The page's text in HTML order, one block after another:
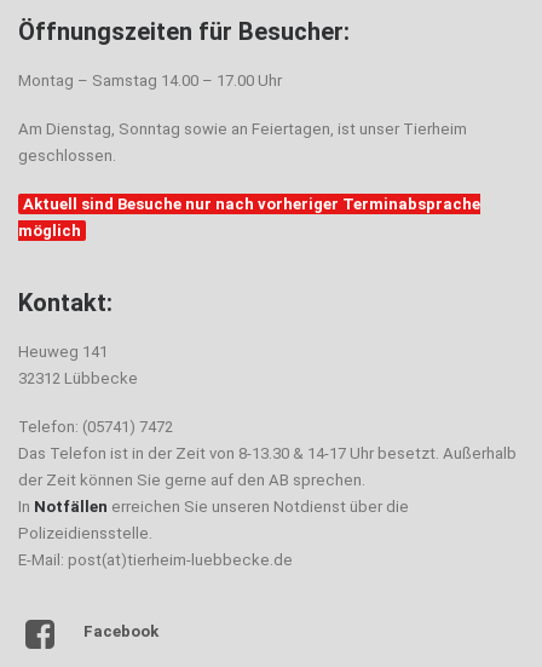
Öffnungszeiten für Besucher:
Montag – Samstag 14.00 – 17.00 Uhr
Am Dienstag, Sonntag sowie an Feiertagen, ist unser Tierheim
geschlossen.
Aktuell sind Besuche nur nach vorheriger Terminabsprache
möglich
Kontakt:
Heuweg 141
32312 Lübbecke
Telefon: (05741) 7472
Das Telefon ist in der Zeit von 8-13.30 & 14-17 Uhr besetzt. Außerhalb
der Zeit können Sie gerne auf den AB sprechen.
In Notfällen erreichen Sie unseren Notdienst über die
Polizeidiensstelle.
E-Mail: post(at)tierheim-luebbecke.de
Facebook